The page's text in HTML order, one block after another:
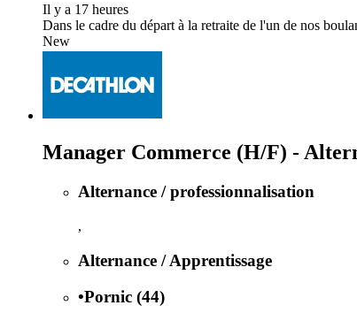
Il y a 17 heures
Dans le cadre du départ à la retraite de l'un de nos
New
Manager Commerce (H/F) -
Alternance / professionnalisation
,
Alternance / Apprentissage
•Pornic (44)